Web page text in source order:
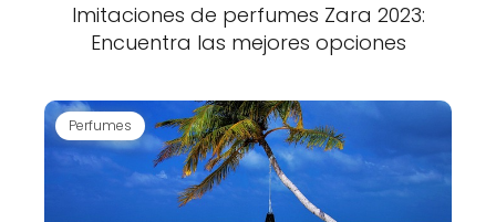
Imitaciones de perfumes Zara 2023:
Encuentra las mejores opciones
Perfumes